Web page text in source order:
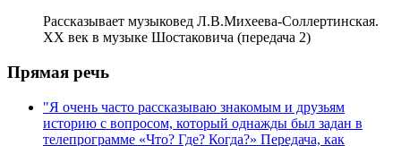
Рассказывает музыковед Л.В.Михеева-Соллертинская.
ХХ век в музыке Шостаковича (передача 2)
Прямая речь
"Я очень часто рассказываю знакомым и друзьям
историю с вопросом, который однажды был задан в
телепрограмме «Что? Где? Когда?» Передача, как